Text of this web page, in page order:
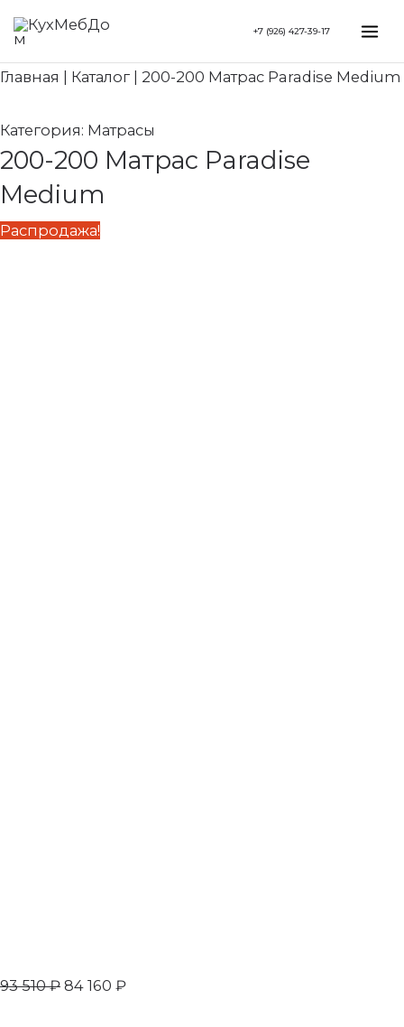
Перейти
содержимому
+7 (926) 427-39-17
Главная Каталог 200-200 Матрас Paradise Medium
Категория: Матрасы
200-200 Матрас Paradise
Medium
Распродажа!
93 510₽
Первоначальная
составляла
510 ₽.
84 160 ₽
84
Search...